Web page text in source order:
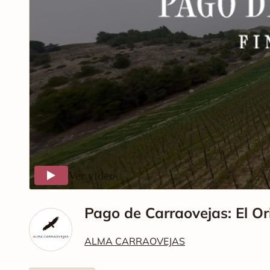
Ver video
Pago de Carraovejas: El
ALMA CARRAOVEJAS